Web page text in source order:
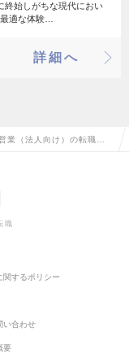
終始しがちな現代におい
最適な体験…
詳細へ
業（法人向け）の転職・
職
関するポリシー
い合わせ
要